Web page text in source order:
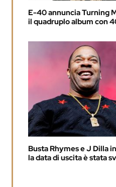
E-40 annuncia Turning
il quadruplo album con
Busta Rhymes e J Dilla
la data di uscita è stata